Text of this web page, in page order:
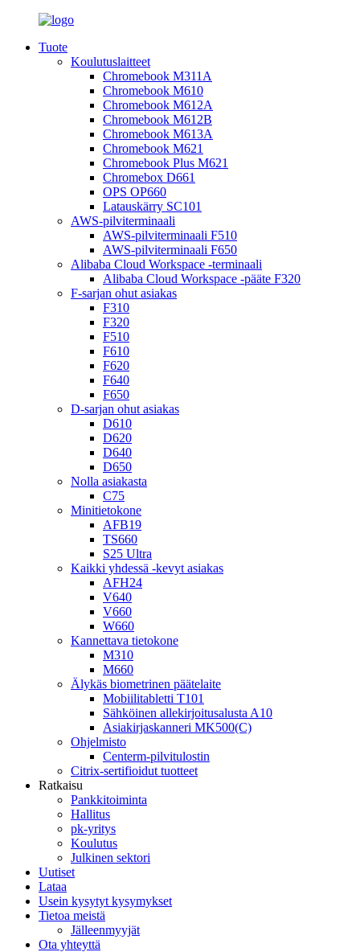
Tuote
Koulutuslaitteet
Chromebook M311A
Chromebook M610
Chromebook M612A
Chromebook M612B
Chromebook M613A
Chromebook M621
Chromebook Plus M621
Chromebox D661
OPS OP660
Latauskärry SC101
AWS-pilviterminaali
AWS-pilviterminaali F510
AWS-pilviterminaali F650
Alibaba Cloud Workspace -terminaali
Alibaba Cloud Workspace -pääte F320
F-sarjan ohut asiakas
F310
F320
F510
F610
F620
F640
F650
D-sarjan ohut asiakas
D610
D620
D640
D650
Nolla asiakasta
C75
Minitietokone
AFB19
TS660
S25 Ultra
Kaikki yhdessä -kevyt asiakas
AFH24
V640
V660
W660
Kannettava tietokone
M310
M660
Älykäs biometrinen päätelaite
Mobiilitabletti T101
Sähköinen allekirjoitusalusta A10
Asiakirjaskanneri MK500(C)
Ohjelmisto
Centerm-pilvitulostin
Citrix-sertifioidut tuotteet
Ratkaisu
Pankkitoiminta
Hallitus
pk-yritys
Koulutus
Julkinen sektori
Uutiset
Lataa
Usein kysytyt kysymykset
Tietoa meistä
Jälleenmyyjät
Ota yhteyttä